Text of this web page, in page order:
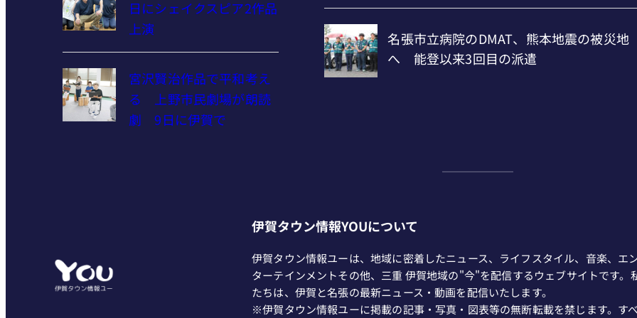
日にシェイクスピア2作品
上演
宮沢賢治作品で平和考え
る 上野市民劇場が朗読
劇 9日に伊賀で
伊賀タウン情報YOUについて
伊賀タウン情報ユーは、地域に密着したニュース、ライフスタイル、音楽、エ
ターテインメントその他、三重 伊賀地域の"今"を配信するウェブサイトです。
たちは、伊賀と名張の最新ニュース・動画を配信いたします。
※伊賀タウン情報ユーに掲載の記事・写真・図表等の無断転載を禁じます。すべ